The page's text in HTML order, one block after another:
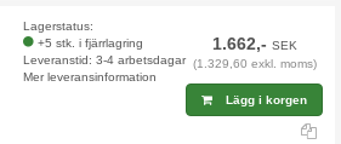
Lagerstatus:
+5 stk. i fjärrlagring
Leveranstid: 3-4 arbetsdagar
Mer leveransinformation
1.662,- SEK
(1.329,60 exkl. moms)
Lägg i korgen